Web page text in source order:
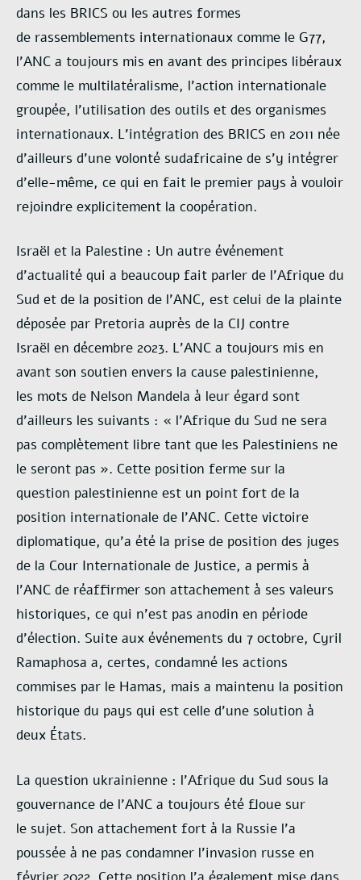
dans les BRICS ou les autres formes
de rassemblements internationaux comme le G77,
l’ANC a toujours mis en avant des principes libéraux
comme le multilatéralisme, l’action internationale
groupée, l’utilisation des outils et des organismes
internationaux. L’intégration des BRICS en 2011 née
d’ailleurs d’une volonté sudafricaine de s’y intégrer
d’elle-même, ce qui en fait le premier pays à vouloir
rejoindre explicitement la coopération.
Israël et la Palestine : Un autre événement
d’actualité qui a beaucoup fait parler de l’Afrique du
Sud et de la position de l’ANC, est celui de la plainte
déposée par Pretoria auprès de la CIJ contre
Israël en décembre 2023. L’ANC a toujours mis en
avant son soutien envers la cause palestinienne,
les mots de Nelson Mandela à leur égard sont
d’ailleurs les suivants : « l’Afrique du Sud ne sera
pas complètement libre tant que les Palestiniens ne
le seront pas ». Cette position ferme sur la
question palestinienne est un point fort de la
position internationale de l’ANC. Cette victoire
diplomatique, qu’a été la prise de position des juges
de la Cour Internationale de Justice, a permis à
l’ANC de réaffirmer son attachement à ses valeurs
historiques, ce qui n’est pas anodin en période
d’élection. Suite aux événements du 7 octobre, Cyril
Ramaphosa a, certes, condamné les actions
commises par le Hamas, mais a maintenu la position
historique du pays qui est celle d’une solution à
deux États.
La question ukrainienne : l’Afrique du Sud sous la
gouvernance de l’ANC a toujours été floue sur
le sujet. Son attachement fort à la Russie l’a
poussée à ne pas condamner l’invasion russe en